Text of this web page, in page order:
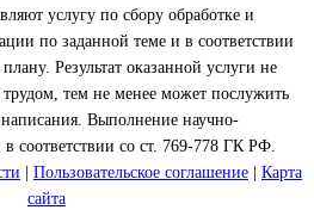
услугу по сбору обработке и
по заданной теме и в соответствии
Результат оказанной услуги не
тем не менее может послужить
Выполнение научно-
в соответствии со ст. 769-778 ГК РФ.
Пользовательское соглашение
Карта
сайта